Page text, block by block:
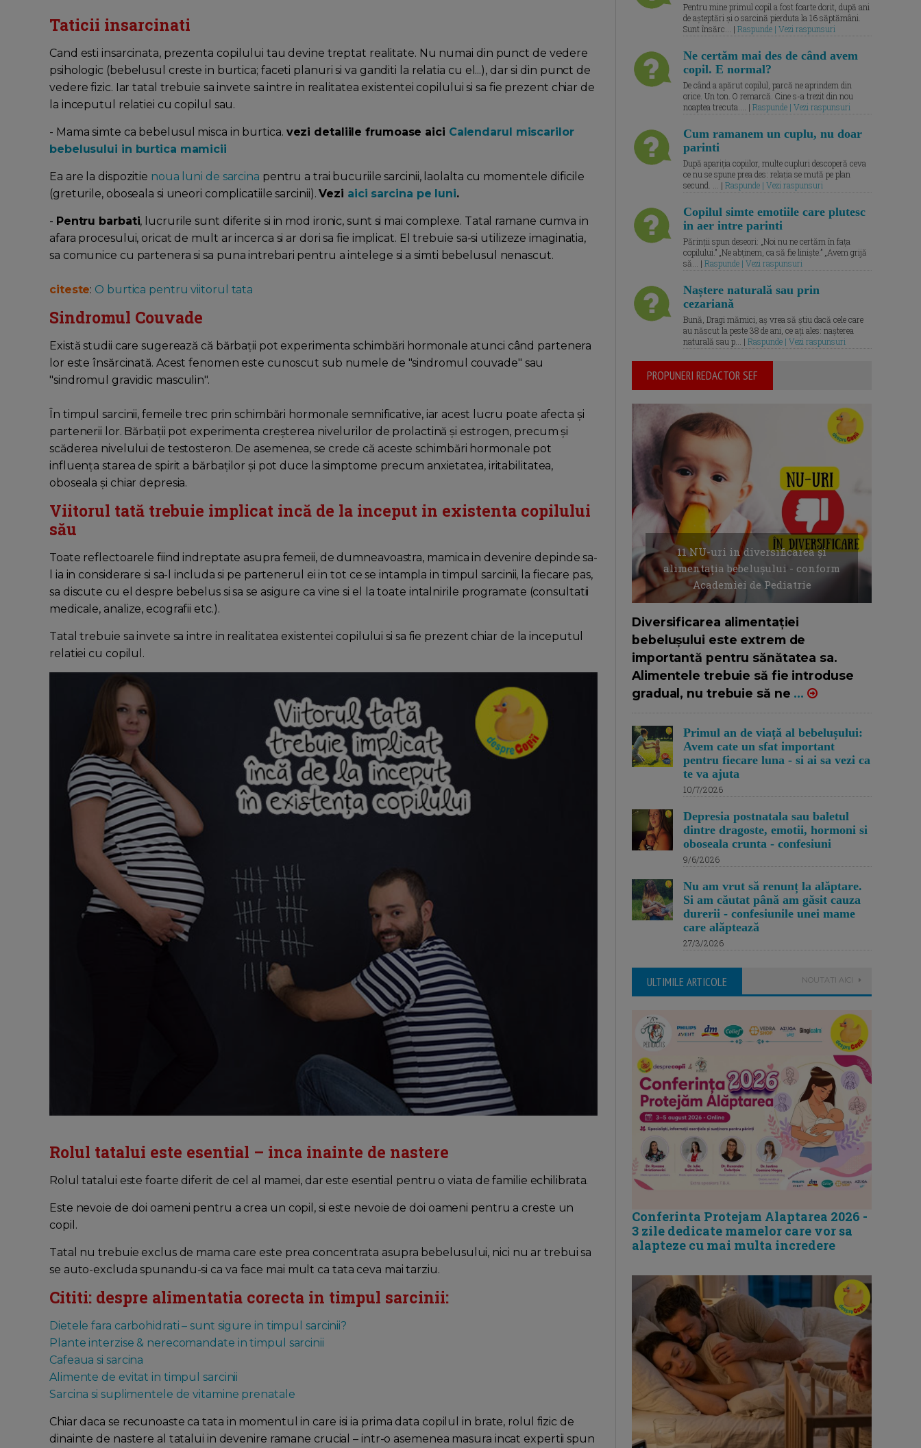
Taticii insarcinati
Cand esti insarcinata, prezenta copilului tau devine treptat realitate. Nu numai din punct de vedere
psihologic (bebelusul creste in burtica; faceti planuri si va ganditi la relatia cu el...), dar si din punct de
vedere fizic. Iar tatal trebuie sa invete sa intre in realitatea existentei copilului si sa fie prezent chiar de
la inceputul relatiei cu copilul sau.
- Mama simte ca bebelusul misca in burtica. vezi detaliile frumoase aici Calendarul miscarilor
bebelusului in burtica mamicii
Ea are la dispozitie noua luni de sarcina pentru a trai bucuriile sarcinii, laolalta cu momentele dificile
(greturile, oboseala si uneori complicatiile sarcinii).Vezi aici sarcina pe luni.
- Pentru barbati, lucrurile sunt diferite si in mod ironic, sunt si mai complexe. Tatal ramane cumva in
afara procesului, oricat de mult ar incerca si ar dori sa fie implicat. El trebuie sa-si utilizeze imaginatia,
sa comunice cu partenera si sa puna intrebari pentru a intelege si a simti bebelusul nenascut.
citeste: O burtica pentru viitorul tata
Sindromul Couvade
Există studii care sugerează că bărbații pot experimenta schimbări hormonale atunci când partenera
lor este însărcinată. Acest fenomen este cunoscut sub numele de "sindromul couvade" sau
"sindromul gravidic masculin".
În timpul sarcinii, femeile trec prin schimbări hormonale semnificative, iar acest lucru poate afecta și
partenerii lor. Bărbații pot experimenta creșterea nivelurilor de prolactină și estrogen, precum și
scăderea nivelului de testosteron. De asemenea, se crede că aceste schimbări hormonale pot
influența starea de spirit a bărbaților și pot duce la simptome precum anxietatea, iritabilitatea,
oboseala și chiar depresia.
Viitorul tată trebuie implicat incă de la inceput in existenta copilului
său
Toate reflectoarele fiind indreptate asupra femeii, de dumneavoastra, mamica in devenire depinde sa-
l ia in considerare si sa-l includa si pe partenerul ei in tot ce se intampla in timpul sarcinii, la fiecare pas,
sa discute cu el despre bebelus si sa se asigure ca vine si el la toate intalnirile programate (consultatii
medicale, analize, ecografii etc.).
Tatal trebuie sa invete sa intre in realitatea existentei copilului si sa fie prezent chiar de la inceputul
relatiei cu copilul.
Rolul tatalui este esential – inca inainte de nastere
Rolul tatalui este foarte diferit de cel al mamei, dar este esential pentru o viata de familie echilibrata.
Este nevoie de doi oameni pentru a crea un copil, si este nevoie de doi oameni pentru a creste un
copil.
Tatal nu trebuie exclus de mama care este prea concentrata asupra bebelusului, nici nu ar trebui sa
se auto-excluda spunandu-si ca va face mai mult ca tata ceva mai tarziu.
Cititi: despre alimentatia corecta in timpul sarcinii:
Dietele fara carbohidrati – sunt sigure in timpul sarcinii?
Plante interzise & nerecomandate in timpul sarcinii
Cafeaua si sarcina
Alimente de evitat in timpul sarcinii
Sarcina si suplimentele de vitamine prenatale
Chiar daca se recunoaste ca tata in momentul in care isi ia prima data copilul in brate, rolul fizic de
dinainte de nastere al tatalui in devenire ramane crucial – intr-o asemenea masura incat expertii spun
Pentru mine primul copil a fost foarte dorit, după ani
de așteptări și o sarcină pierduta la 16 săptămâni.
Sunt însărc... | Raspunde | Vezi raspunsuri
Ne certăm mai des de când avem
copil. E normal?
De când a apărut copilul, parcă ne aprindem din
orice. Un ton. O remarcă. Cine s-a trezit din nou
noaptea trecuta.... | Raspunde | Vezi raspunsuri
Cum ramanem un cuplu, nu doar
parinti
După apariția copiilor, multe cupluri descoperă ceva
ce nu se spune prea des: relația se mută pe plan
secund. ... | Raspunde | Vezi raspunsuri
Copilul simte emotiile care plutesc
in aer intre parinti
Părinții spun deseori: „Noi nu ne certăm în fața
copilului.” „Ne abținem, ca să fie liniște.” „Avem grijă
să... | Raspunde | Vezi raspunsuri
Naștere naturală sau prin
cezariană
Bună, Dragi mămici, aș vrea să știu dacă cele care
au născut la peste 38 de ani, ce ați ales: nașterea
naturală sau p... | Raspunde | Vezi raspunsuri
PROPUNERI REDACTOR SEF
11 NU-uri in diversificarea și
alimentația bebelușului - conform
Academiei de Pediatrie
Diversificarea alimentației
bebelușului este extrem de
importantă pentru sănătatea sa.
Alimentele trebuie să fie introduse
gradual, nu trebuie să ne ...
Primul an de viață al bebelușului:
Avem cate un sfat important
pentru fiecare luna - si ai sa vezi ca
te va ajuta
10/7/2026
Depresia postnatala sau baletul
dintre dragoste, emotii, hormoni si
oboseala crunta - confesiuni
9/6/2026
Nu am vrut să renunț la alăptare.
Si am căutat până am găsit cauza
durerii - confesiunile unei mame
care alăptează
27/3/2026
ULTIMILE ARTICOLE NOUTATI AICI
Conferinta Protejam Alaptarea 2026 -
3 zile dedicate mamelor care vor sa
alapteze cu mai multa incredere